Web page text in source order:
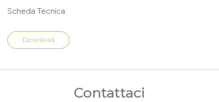
Scheda Tecnica
Download
Contattaci